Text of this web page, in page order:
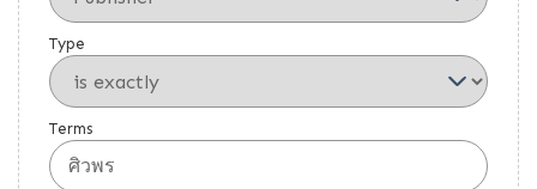
Type
Terms